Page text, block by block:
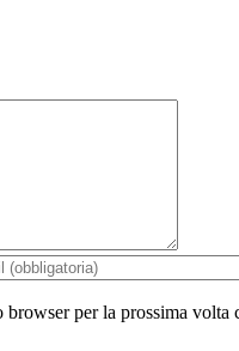
per la prossima volta